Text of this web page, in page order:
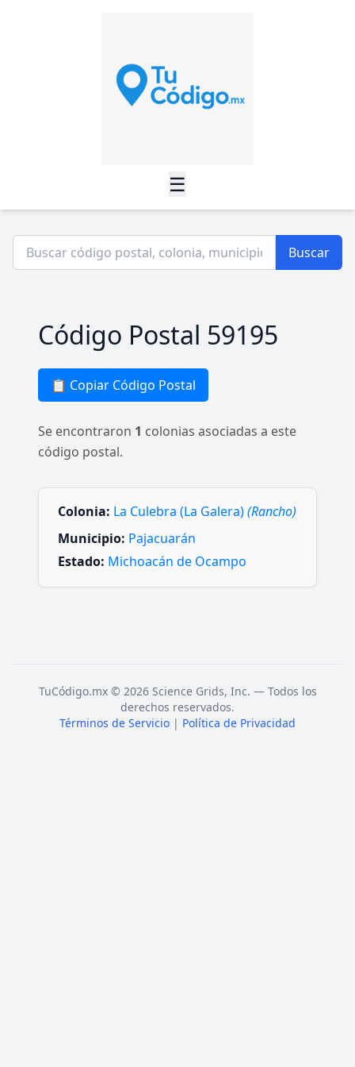
☰
Buscar
Código Postal 59195
📋 Copiar Código Postal
Se encontraron 1 colonias asociadas a este
código postal.
Colonia: La Culebra (La Galera)(Rancho)
Municipio: Pajacuarán
Estado: Michoacán de Ocampo
TuCódigo.mx © 2026 Science Grids, Inc. — Todos los
derechos reservados.
Términos de Servicio | Política de Privacidad